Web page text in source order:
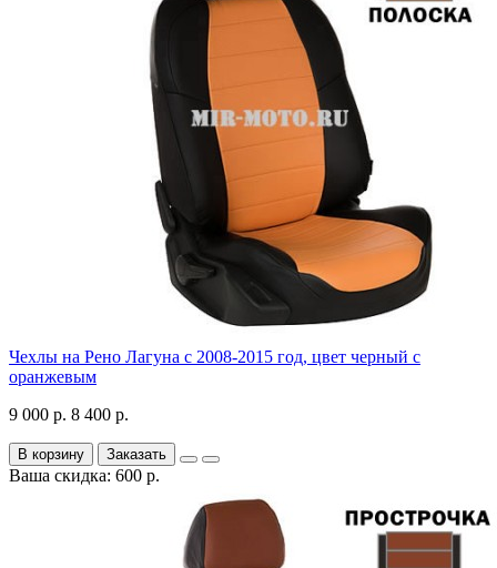
Чехлы на Рено Лагуна с 2008-2015 год, цвет черный с
оранжевым
9 000 р. 8 400 р.
В корзину Заказать
Ваша скидка: 600 р.